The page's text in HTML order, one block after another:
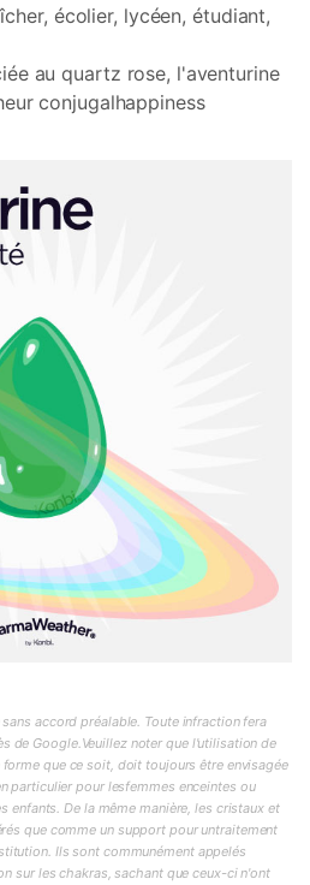
écolier, lycéen, étudiant,
au quartz rose, l'aventurine
conjugalhappiness
accord préalable. Toute infraction fera
de Google.Veuillez noter que l'utilisation de
que ce soit, doit toujours être envisagée
particulier pour lesfemmes enceintes ou
enfants. De la même manière, les cristaux et
que comme un support pour untraitement
Ils sont communément appelés
sur les chakras, sachant que ceux-ci n'ont